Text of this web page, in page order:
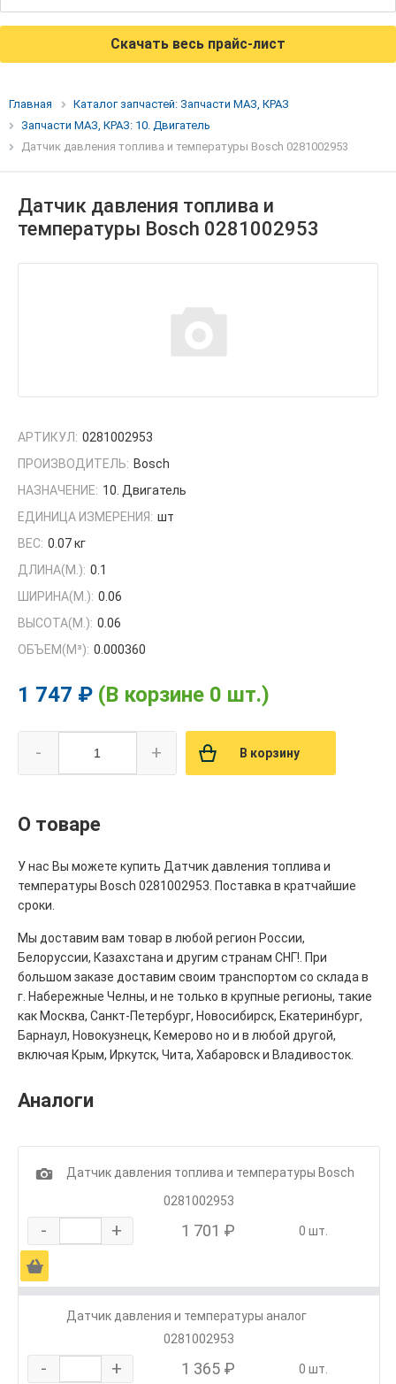
Скачать весь прайс-лист
Главная
Каталог запчастей: Запчасти МАЗ, КРАЗ
Запчасти МАЗ, КРАЗ: 10. Двигатель
Датчик давления топлива и температуры Bosch 0281002953
Датчик давления топлива и
температуры Bosch 0281002953
АРТИКУЛ: 0281002953
ПРОИЗВОДИТЕЛЬ: Bosch
НАЗНАЧЕНИЕ: 10. Двигатель
ЕДИНИЦА ИЗМЕРЕНИЯ: шт
ВЕС: 0.07 кг
ДЛИНА(М.): 0.1
ШИРИНА(М.): 0.06
ВЫСОТА(М.): 0.06
ОБЪЕМ(M³): 0.000360
1 747 ₽ (В корзине 0 шт.)
- + В корзину
О товаре
У нас Вы можете купить Датчик давления топлива и
температуры Bosch 0281002953. Поставка в кратчайшие
сроки.
Мы доставим вам товар в любой регион России,
Белоруссии, Казахстана и другим странам СНГ!. При
большом заказе доставим своим транспортом со склада в
г. Набережные Челны, и не только в крупные регионы, такие
как Москва, Санкт-Петербург, Новосибирск, Екатеринбург,
Барнаул, Новокузнецк, Кемерово но и в любой другой,
включая Крым, Иркутск, Чита, Хабаровск и Владивосток.
Аналоги
1
Датчик давления топлива и температуры Bosch
0281002953
- + 1 701 ₽ 0 шт.
Ä
Датчик давления и температуры аналог
0281002953
- + 1 365 ₽ 0 шт.